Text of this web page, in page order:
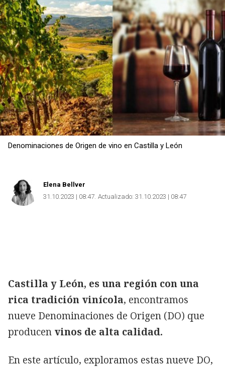
Denominaciones de Origen de vino en Castilla y León
Elena Bellver
31.10.2023 | 08:47 Actualizado: 31.10.2023 | 08:47
Castilla y León, es una región con una
rica tradición vinícola, encontramos
nueve Denominaciones de Origen (DO) que
producen vinos de alta calidad.
En este artículo, exploramos estas nueve DO,